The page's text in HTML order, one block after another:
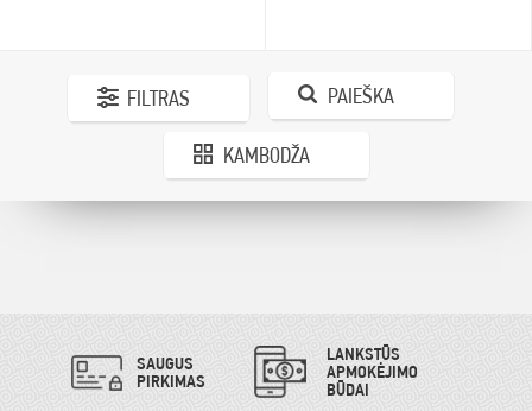
FILTRAS PAIEŠKA
KAMBODŽA
SAUGUS
PIRKIMAS
LANKSTŪS
APMOKĖJIMO
BŪDAI